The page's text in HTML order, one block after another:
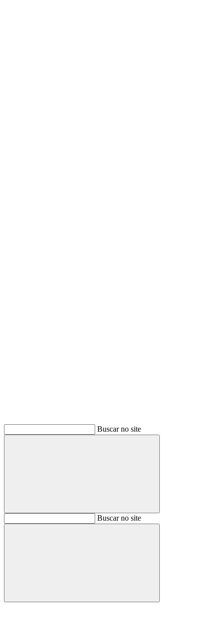
Buscar no site
BuscarBuscar no site
Buscar